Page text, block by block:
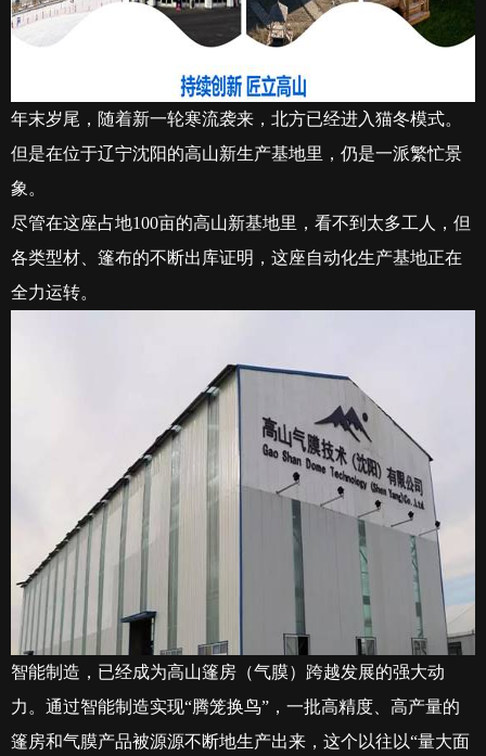
年末岁尾，随着新一轮寒流袭来，北方已经进入猫冬模式。
但是在位于辽宁沈阳的高山新生产基地里，仍是一派繁忙景
象。
尽管在这座占地100亩的高山新基地里，看不到太多工人，但
各类型材、篷布的不断出库证明，这座自动化生产基地正在
全力运转。
智能制造，已经成为高山篷房（气膜）跨越发展的强大动
力。通过智能制造实现“腾笼换鸟”，一批高精度、高产量的
篷房和气膜产品被源源不断地生产出来，这个以往以“量大面